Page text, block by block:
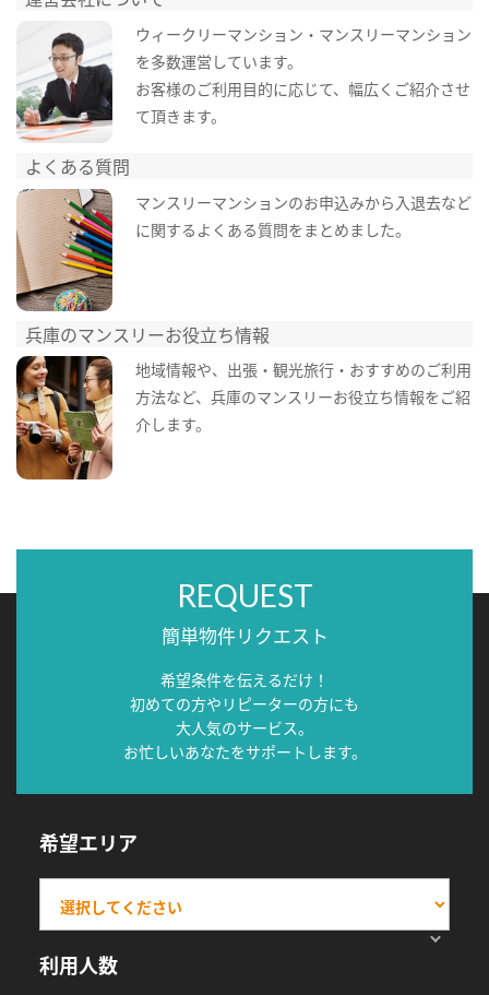
ウィークリーマンション・マンスリーマンション
を多数運営しています。
お客様のご利用目的に応じて、幅広くご紹介させ
て頂きます。
よくある質問
マンスリーマンションのお申込みから入退去など
に関するよくある質問をまとめました。
兵庫のマンスリーお役立ち情報
地域情報や、出張・観光旅行・おすすめのご利用
方法など、兵庫のマンスリーお役立ち情報をご紹
介します。
REQUEST
簡単物件リクエスト
希望条件を伝えるだけ！
初めての方やリピーターの方にも
大人気のサービス。
お忙しいあなたをサポートします。
希望エリア
利用人数